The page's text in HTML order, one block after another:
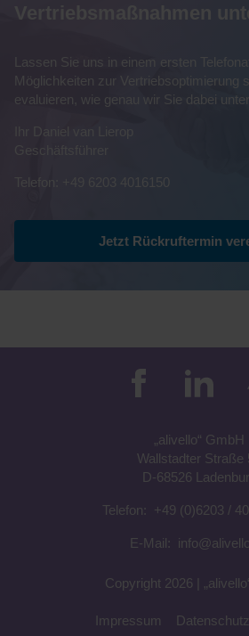
Vertriebsmaßnahmen
Lassen Sie uns in einem ersten
Möglichkeiten zur Vertriebsoptimierung
evaluieren, wie genau wir Sie dabei
Ihr Daniel van Lierop
Geschäftsführer
Telefon: +49 6203 4016150
Jetzt Rückruftermin
„alivello“ GmbH
Wallstadter Straße
D-68526
Telefon: +49 (0)6203 /
E-Mail:
Copyright 2026 | „alivell
Impressum